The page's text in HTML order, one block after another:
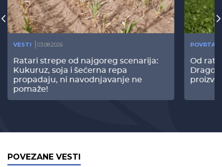
VESTI 03.08.2026
Ratari strepe od najgoreg scenarija:
Kukuruz, soja i šećerna repa
propadaju, ni navodnjavanje ne
pomaže!
Od
POVEZANE VESTI